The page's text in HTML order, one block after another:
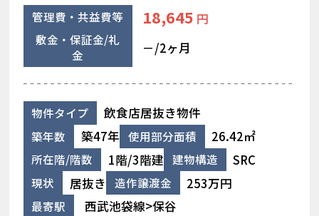
管理費・共益費等 18,645 円
敷金・保証金/礼
金
－/2ヶ月
物件タイプ 飲食店居抜き物件
築年数 築47年 使用部分面積 26.42㎡
所在階/階数 1階/3階建 建物構造 SRC
現状 居抜き 造作譲渡金 253万円
最寄駅 西武池袋線>保谷